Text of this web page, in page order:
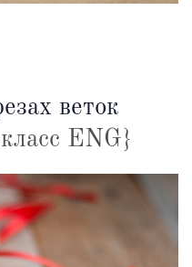
веток
ENG}